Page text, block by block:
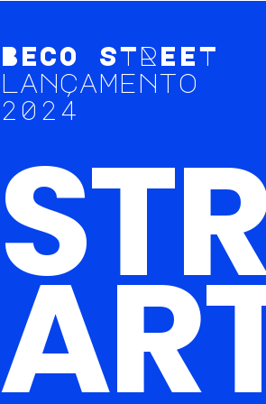
B ECO STR E ET
l ançamento
2 0 2 4
ST
AR